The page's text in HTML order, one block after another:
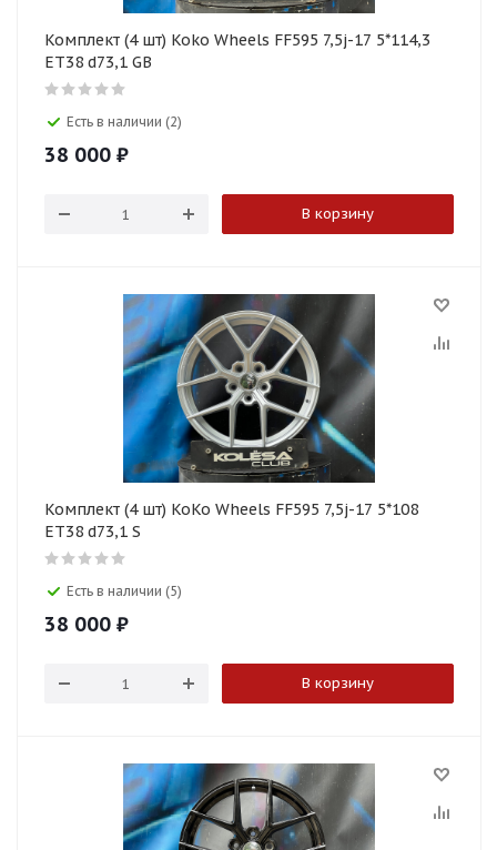
Комплект (4 шт) Koko Wheels FF595 7,5j-17 5*114,3
ET38 d73,1 GB
Есть в наличии (2)
38 000 ₽
В корзину
Комплект (4 шт) KoKo Wheels FF595 7,5j-17 5*108
ET38 d73,1 S
Есть в наличии (5)
38 000 ₽
В корзину